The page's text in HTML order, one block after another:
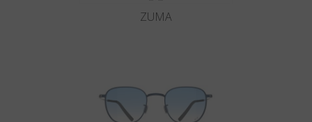
ZUMA